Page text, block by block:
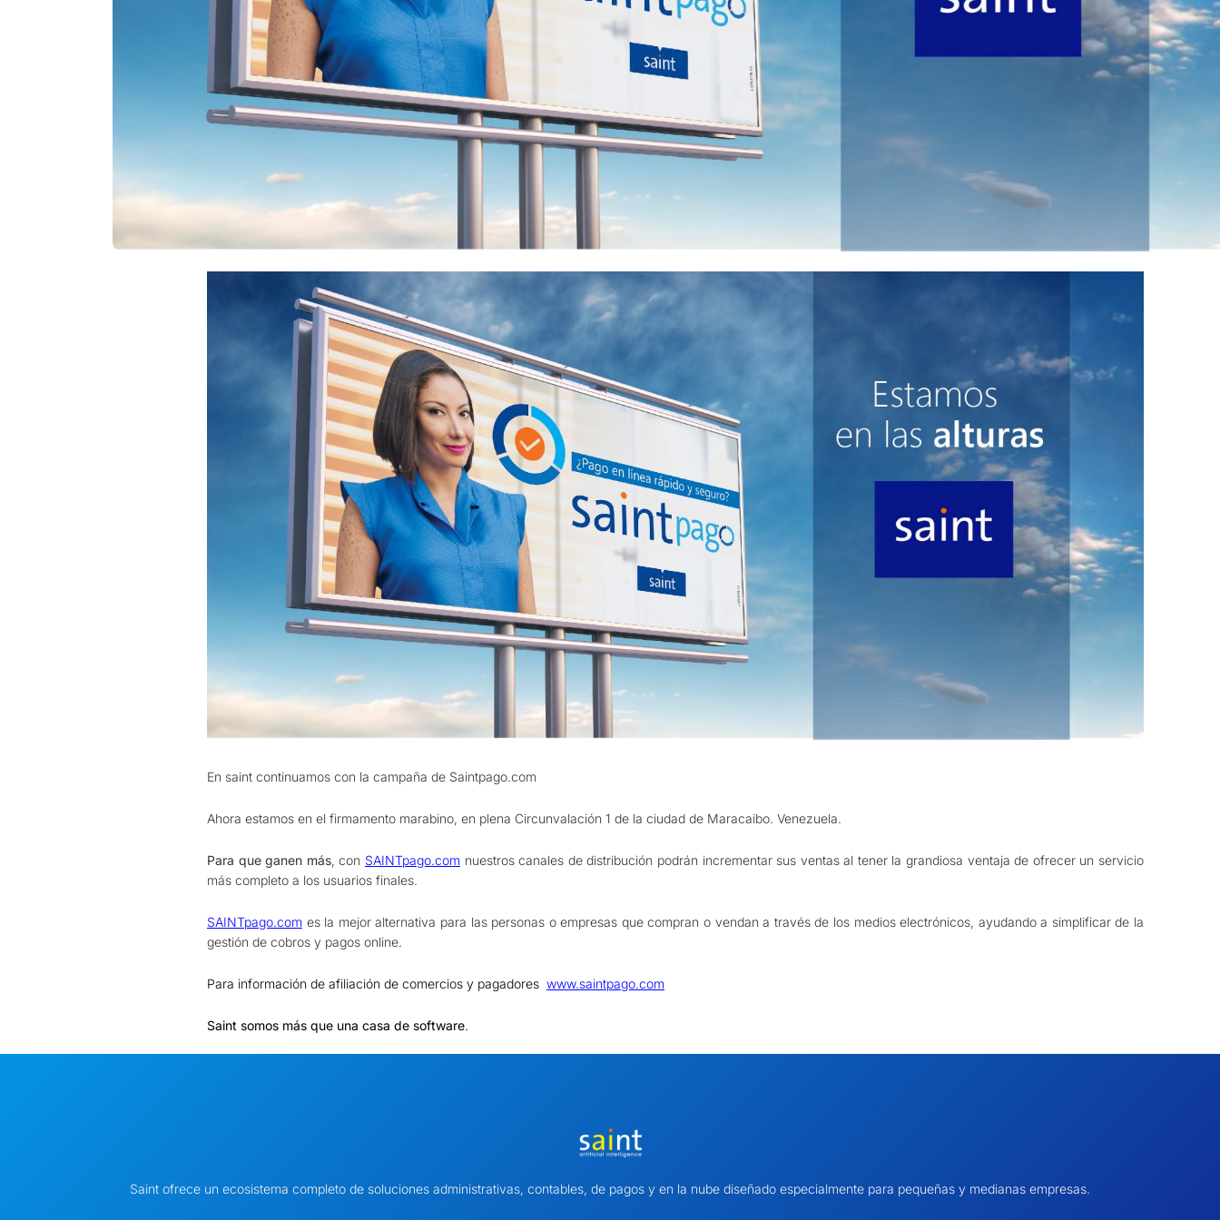
En saint continuamos con la campaña de Saintpago.com
Ahora estamos en el firmamento marabino, en plena Circunvalación 1 de la ciudad de Maracaibo. Venezuela.
Para que ganen más, con SAINTpago.com nuestros canales de distribución podrán incrementar sus ventas al tener la grandiosa ventaja de ofrecer un servicio
más completo a los usuarios finales.
SAINTpago.com es la mejor alternativa para las personas o empresas que compran o vendan a través de los medios electrónicos, ayudando a simplificar de la
gestión de cobros y pagos online.
Para información de afiliación de comercios y pagadores www.saintpago.com
Saint somos más que una casa de software.
Saint ofrece un ecosistema completo de soluciones administrativas, contables, de pagos y en la nube diseñado especialmente para pequeñas y medianas empresas.